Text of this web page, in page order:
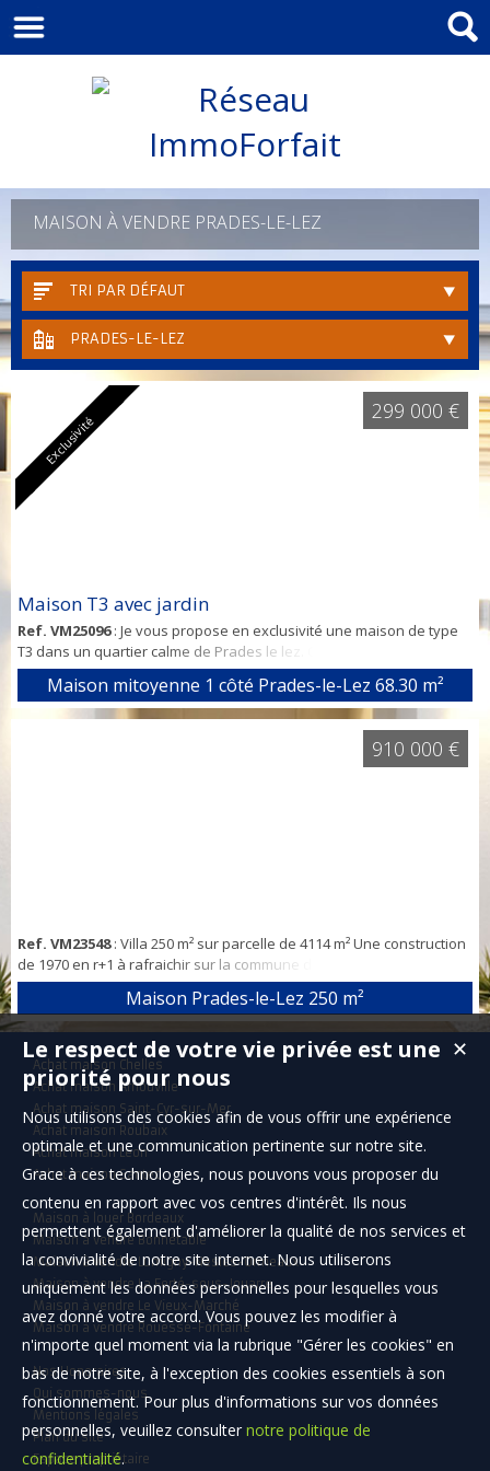
MAISON À VENDRE PRADES-LE-LEZ
TRI PAR DÉFAUT
PRADES-LE-LEZ
Exclusivité
Maison T3 avec jardin
Ref. VM25096: Je vous propose en exclusivité une maison de type
T3 dans un quartier calme de Prades le lez. Cette maison de 68 M2
habitables comprend en rez de chaussée: une entrée, un séjour
salon traversant, une cuisine ouverte sur l'espace de vie et un WC
buanderie. A l'étage un dégagement dessert un wc indépendant,
une salle d'eau et 2 chambres spacieuses avec placard. La
Maison mitoyenne 1 côté Prades-le-Lez 68.30 m²
299 000 €
Ref. VM23548: Villa 250 m² sur parcelle de 4114 m² Une construction
de 1970 en r+1 à rafraichir sur la commune de Prades le lez
Implanté sur une parcelle divisible de plus de 2700 m² avec ses
arbres fruitiers , ainsi que 1350 m² de parcelle non divisible . Un
beau projet familiale vous attend avec possibilité de plusieurs bâti ,
pool house , piscine , etc ... Ou projet d'investissement . C...
Maison Prades-le-Lez 250 m²
910 000 €
Achat maison Chelles
Achat maison Arnouville
Achat maison Saint-Cyr-sur-Mer
Achat maison Roubaix
Achat maison Léon
Achat maison Santec
Maison à louer Bordeaux
Maison à vendre Bonnétable
Maison à vendre Lumigny-Nesles-Ormeaux
Maison à vendre La Ferté-sous-Jouarre
Maison à vendre Le Vieux-Marché
Maison à vendre Rouessé-Fontaine
Nos Honoraires
Qui sommes-nous
Mentions légales
Plan du site
Espace propriétaire
✕
Le respect de votre vie privée est une
priorité pour nous
Nous utilisons des cookies afin de vous offrir une expérience
optimale et une communication pertinente sur notre site.
Grace à ces technologies, nous pouvons vous proposer du
contenu en rapport avec vos centres d'intérêt. Ils nous
permettent également d'améliorer la qualité de nos services et
la convivialité de notre site internet. Nous utiliserons
uniquement les données personnelles pour lesquelles vous
avez donné votre accord. Vous pouvez les modifier à
n'importe quel moment via la rubrique "Gérer les cookies" en
bas de notre site, à l'exception des cookies essentiels à son
fonctionnement. Pour plus d'informations sur vos données
personnelles, veuillez consulter notre politique de
confidentialité.